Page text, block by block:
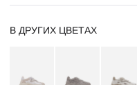
В ДРУГИХ ЦВЕТАХ